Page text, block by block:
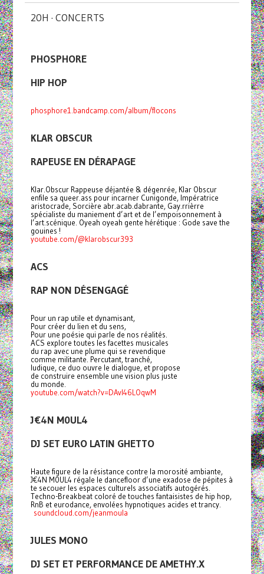
20H · CONCERTS
PHOSPHORE
HIP HOP
phosphore1.bandcamp.com/album/flocons
KLAR OBSCUR
RAPEUSE EN DÉRAPAGE
Klar.Obscur Rappeuse déjantée & dégenrée, Klar Obscur
enfile sa queer.ass pour incarner Cunigonde, Impératrice
aristocrade, Sorcière abr.acab.dabrante, Gay.rrièrre
spécialiste du maniement d’art et de l’empoisonnement à
l’art.scénique. Oyeah oyeah gente hérétique : Gode save the
gouines !
youtube.com/@klarobscur393
ACS
RAP NON DÉSENGAGÉ
Pour un rap utile et dynamisant,
Pour créer du lien et du sens,
Pour une poésie qui parle de nos réalités.
ACS explore toutes les facettes musicales
du rap avec une plume qui se revendique
comme militante. Percutant, tranché,
ludique, ce duo ouvre le dialogue, et propose
de construire ensemble une vision plus juste
du monde.
youtube.com/watch?v=DAvI46LOqwM
J€4N M0UL4
DJ SET EURO LATIN GHETTO
Haute figure de la résistance contre la morosité ambiante,
J€4N M0UL4 régale le dancefloor d’une exadose de pépites à
te secouer les espaces culturels associatifs autogérés.
Techno-Breakbeat coloré de touches fantaisistes de hip hop,
RnB et eurodance, envolées hypnotiques acides et trancy.
soundcloud.com/jeanmoula
JULES MONO
DJ SET ET PERFORMANCE DE AMETHY.X